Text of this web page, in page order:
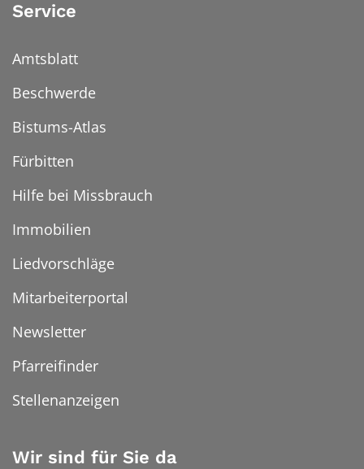
Service
Amtsblatt
Beschwerde
Bistums-Atlas
Fürbitten
Hilfe bei Missbrauch
Immobilien
Liedvorschläge
Mitarbeiterportal
Newsletter
Pfarreifinder
Stellenanzeigen
Wir sind für Sie da